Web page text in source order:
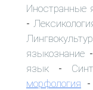
Иностранные
-
языкознание -
язык -
морфология -